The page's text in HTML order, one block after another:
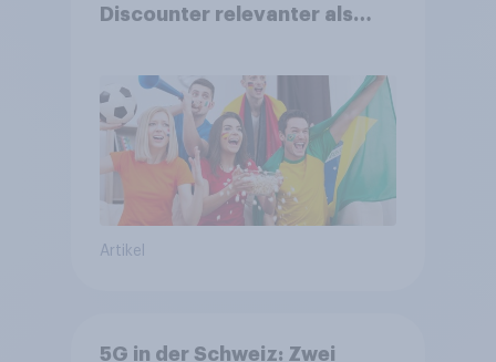
Discounter relevanter als
Artikel
5G in der Schweiz: Zwei